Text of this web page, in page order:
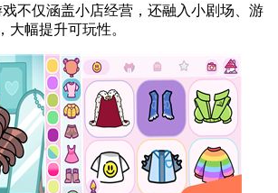
不仅涵盖小店经营，还融入小剧场、游
大幅提升可玩性。